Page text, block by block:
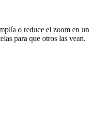
o reduce el zoom en un
para que otros las vean.